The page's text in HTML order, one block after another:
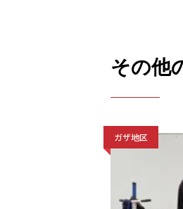
その他
ガザ地区